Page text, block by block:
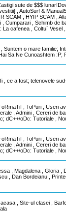
sute de $$$
, AutoSurf &
SCAM , HYIP SCAM ,
, Cumparari , Schimb de
La cafenea , Coltu`
Suntem o mare familie;
Sa Ne Cunoashtem
, ce a fost; telenovele
, ToPuri , Useri
, Admini , Cereri de
dC++/oDc: Tutoriale ,
, ToPuri , Useri
, Admini , Cereri de
dC++/oDc: Tutoriale ,
, Magdalena , Gloria ,
, Dan Bordeianu ,
, Site-ul clasei ,